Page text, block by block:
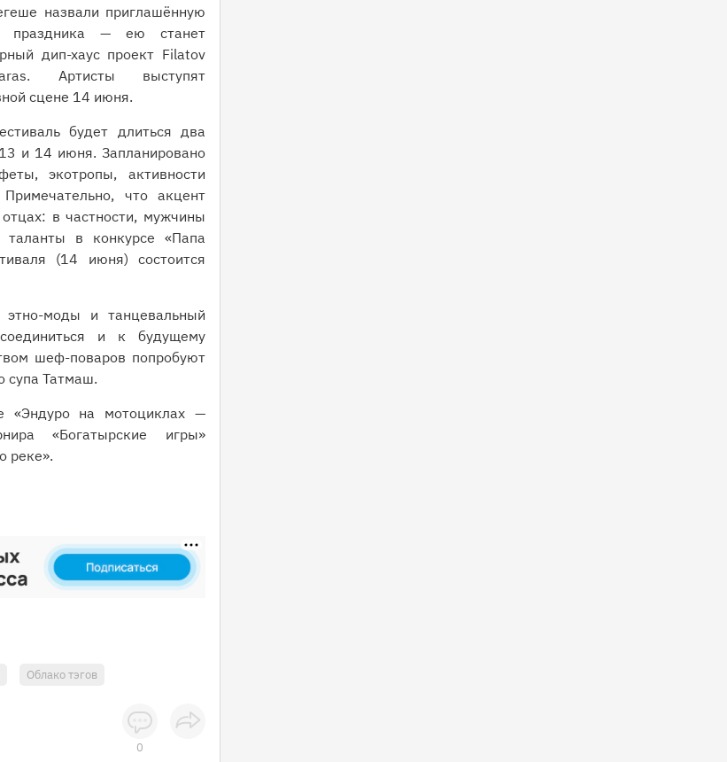
назвали приглашённую
праздника — ею станет
дип-хаус проект Filatov
Артисты выступят
сцене 14 июня.
будет длиться два
и 14 июня. Запланировано
экотропы, активности
что акцент
в частности, мужчины
таланты в конкурсе «Папа
(14 июня) состоится
моды и танцевальный
и к будущему
шеф-поваров попробуют
супа Татмаш.
«Эндуро на мотоциклах —
«Богатырские игры»
реке».
Облако тэгов
0